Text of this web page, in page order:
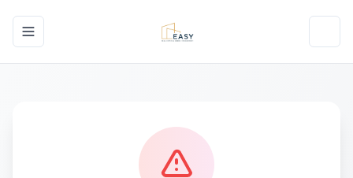
Toggle navigation menu